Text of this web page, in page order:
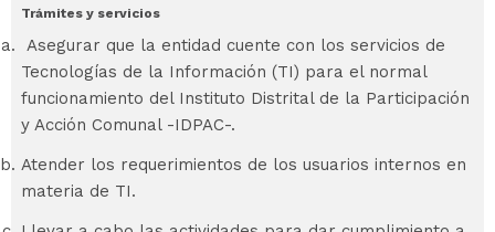
Trámites y servicios
Asegurar que la entidad cuente con los servicios de
Tecnologías de la Información (TI) para el normal
funcionamiento del Instituto Distrital de la Participación
y Acción Comunal -IDPAC-.
Atender los requerimientos de los usuarios internos en
materia de TI.